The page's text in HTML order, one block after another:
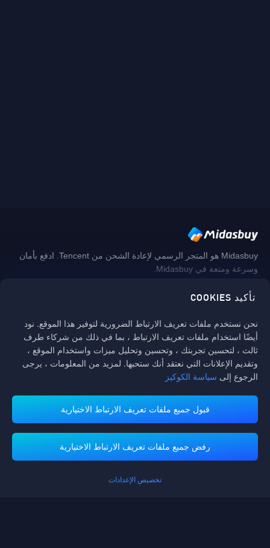
تأكيد COOKIES
نحن نستخدم ملفات تعريف الارتباط الضرورية لتوفير هذا الموقع. نود
أيضًا استخدام ملفات تعريف الارتباط ، بما في ذلك من شركاء طرف
ثالث ، لتحسين تجربتك ، وتحسين وتحليل ميزات واستخدام الموقع ،
وتقديم الإعلانات التي نعتقد أنك ستحبها. لمزيد من المعلومات ، يرجى
الرجوع إلى سياسة الكوكيز
قبول جميع ملفات تعريف الارتباط الاختيارية
رفض جميع ملفات تعريف الارتباط الاختيارية
تخصيص الإعدادات
Midasbuy هو المتجر الرسمي لإعادة الشحن من Tencent. ادفع بأمان
وسرعة ومتعة في Midasbuy.
تدعم منصة ميداس باي طرق الدفع